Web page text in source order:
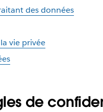
des données
vie privée
de